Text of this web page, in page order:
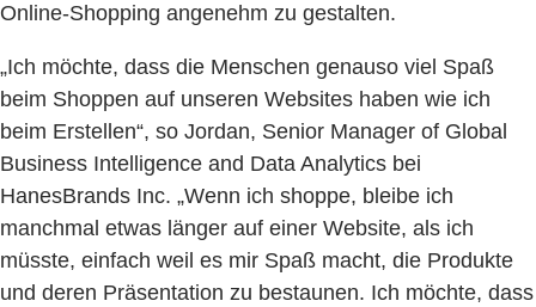
Online-Shopping angenehm zu gestalten.
„Ich möchte, dass die Menschen genauso viel Spaß
beim Shoppen auf unseren Websites haben wie ich
beim Erstellen“, so Jordan, Senior Manager of Global
Business Intelligence and Data Analytics bei
HanesBrands Inc. „Wenn ich shoppe, bleibe ich
manchmal etwas länger auf einer Website, als ich
müsste, einfach weil es mir Spaß macht, die Produkte
und deren Präsentation zu bestaunen. Ich möchte, dass